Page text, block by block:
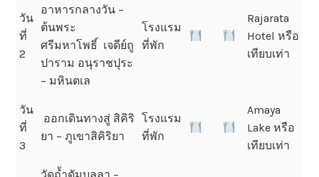
วัน
ที่
2
อาหารกลางวัน –
ต้นพระ
ศรีมหาโพธิ์ เจดีย์ถู
ปาราม อนุราชปุระ
– มหินตเล
โรงแรม
ที่พัก
Rajarata
Hotel หรือ
เทียบเท่า
วัน
ที่
3
ออกเดินทางสู่ สิคิริ
ยา – ภูเขาสิคิริยา
โรงแรม
ที่พัก
Amaya
Lake หรือ
เทียบเท่า